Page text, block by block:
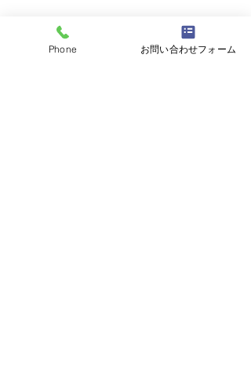
Phone お問い合わせフォーム